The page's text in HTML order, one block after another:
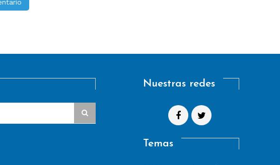
Nuestras redes
Temas